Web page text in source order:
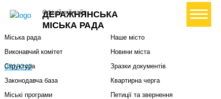
ДЕРАЖНЯНСЬКА
МІСЬКА РАДА
Офіційний сайт+ Створити петицію
0813242
Міський голова
Міська рада
Виконавчий комітет
Структура
Законодавча база
Міські програми
Наше місто
Новини міста
Зразки документів
Квартирна черга
Петиції та звернення